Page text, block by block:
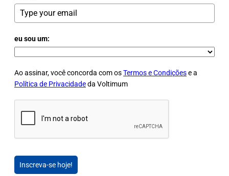
eu sou um:
Ao assinar, você concorda com osTermos e Condiçõese a
Política de Privacidadeda Voltimum
Inscreva-se hoje!